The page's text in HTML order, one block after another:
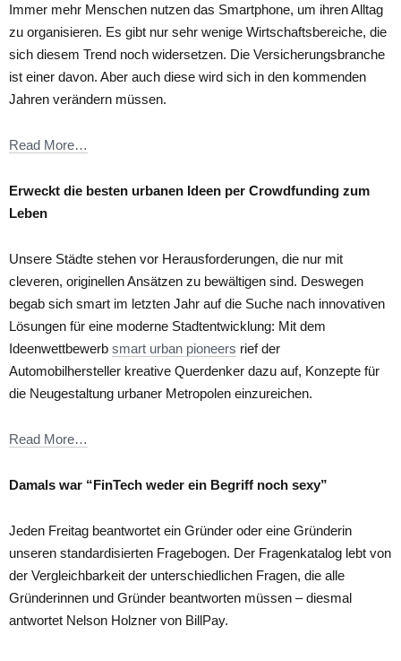
Immer mehr Menschen nutzen das Smartphone, um ihren Alltag
zu organisieren. Es gibt nur sehr wenige Wirtschaftsbereiche, die
sich diesem Trend noch widersetzen. Die Versicherungsbranche
ist einer davon. Aber auch diese wird sich in den kommenden
Jahren verändern müssen.
Read More…
Erweckt die besten urbanen Ideen per Crowdfunding zum
Leben
Unsere Städte stehen vor Herausforderungen, die nur mit
cleveren, originellen Ansätzen zu bewältigen sind. Deswegen
begab sich smart im letzten Jahr auf die Suche nach innovativen
Lösungen für eine moderne Stadtentwicklung: Mit dem
Ideenwettbewerb smart urban pioneers rief der
Automobilhersteller kreative Querdenker dazu auf, Konzepte für
die Neugestaltung urbaner Metropolen einzureichen.
Read More…
Damals war “FinTech weder ein Begriff noch sexy”
Jeden Freitag beantwortet ein Gründer oder eine Gründerin
unseren standardisierten Fragebogen. Der Fragenkatalog lebt von
der Vergleichbarkeit der unterschiedlichen Fragen, die alle
Gründerinnen und Gründer beantworten müssen – diesmal
antwortet Nelson Holzner von BillPay.